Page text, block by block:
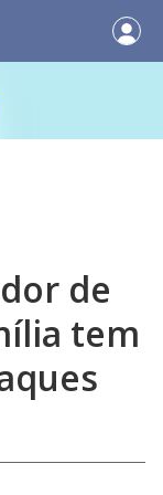
de
tem